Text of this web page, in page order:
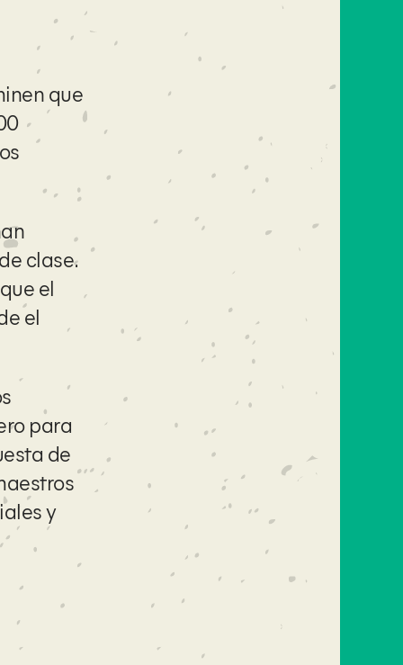
que
clase.
el
el
para
de
y